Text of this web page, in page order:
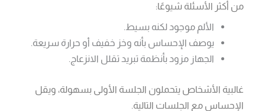
من أكثر الأسئلة شيوعًا:
الألم موجود لكنه بسيط.
يوصف الإحساس بأنه وخز خفيف أو حرارة سريعة.
الجهاز مزود بأنظمة تبريد تقلل الانزعاج.
غالبية الأشخاص يتحملون الجلسة الأولى بسهولة، ويقل
الإحساس مع الجلسات التالية.